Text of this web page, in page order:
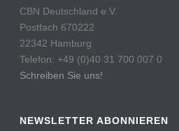
CBN Deutschland e.V.
Postfach 670222
22342 Hamburg
Telefon: +49 (0)40 31 700 007 0
Schreiben Sie uns!
NEWSLETTER ABONNIEREN